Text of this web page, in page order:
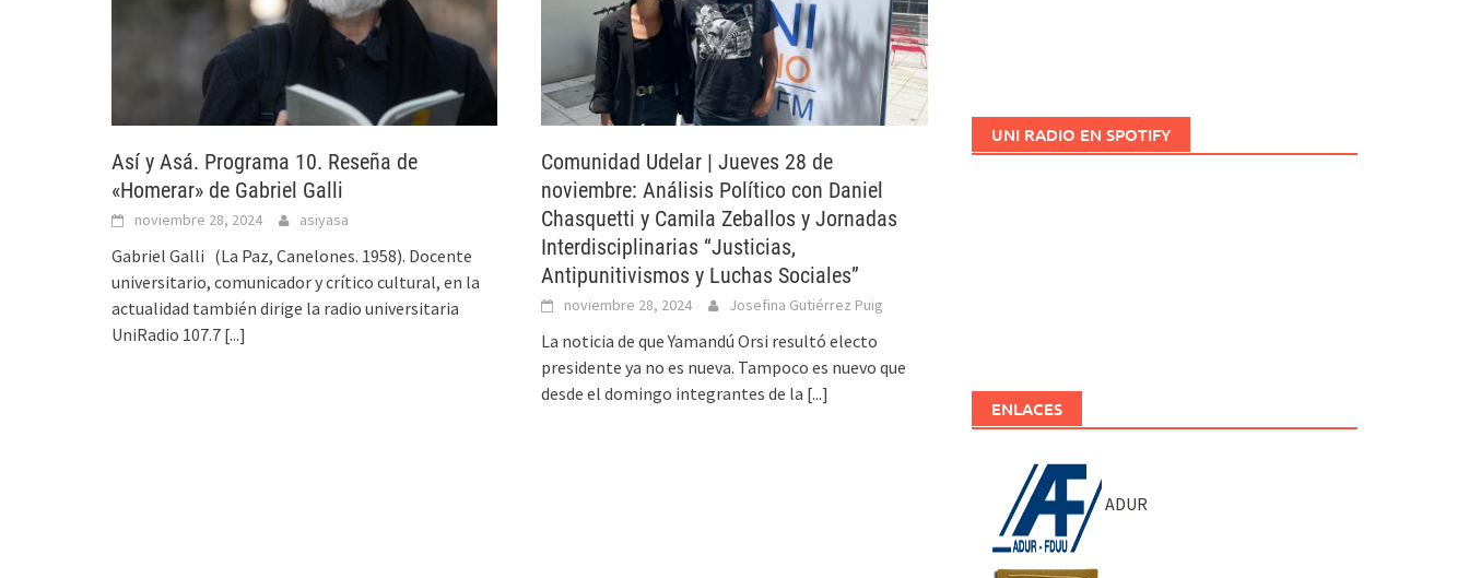
Así y Asá. Programa 10. Reseña de
«Homerar» de Gabriel Galli
noviembre 28, 2024 asiyasa
Gabriel Galli (La Paz, Canelones. 1958). Docente
universitario, comunicador y crítico cultural, en la
actualidad también dirige la radio universitaria
UniRadio 107.7 [...]
Comunidad Udelar | Jueves 28 de
noviembre: Análisis Político con Daniel
Chasquetti y Camila Zeballos y Jornadas
Interdisciplinarias “Justicias,
Antipunitivismos y Luchas Sociales”
noviembre 28, 2024 Josefina Gutiérrez Puig
La noticia de que Yamandú Orsi resultó electo
presidente ya no es nueva. Tampoco es nuevo que
desde el domingo integrantes de la [...]
UNI RADIO EN SPOTIFY
ENLACES
ADUR